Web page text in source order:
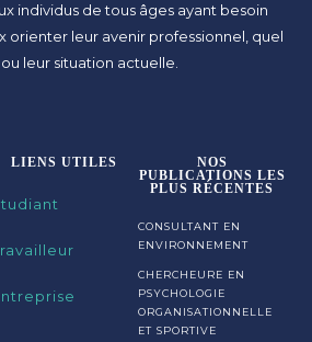
individus de tous âges ayant besoin
orienter leur avenir professionnel, quel
leur situation actuelle.
LIENS UTILES
NOS
PUBLICATIONS LES
PLUS RÉCENTES
CONSULTANT EN
ENVIRONNEMENT
CHERCHEURE EN
PSYCHOLOGIE
ORGANISATIONNELLE
ET SPORTIVE